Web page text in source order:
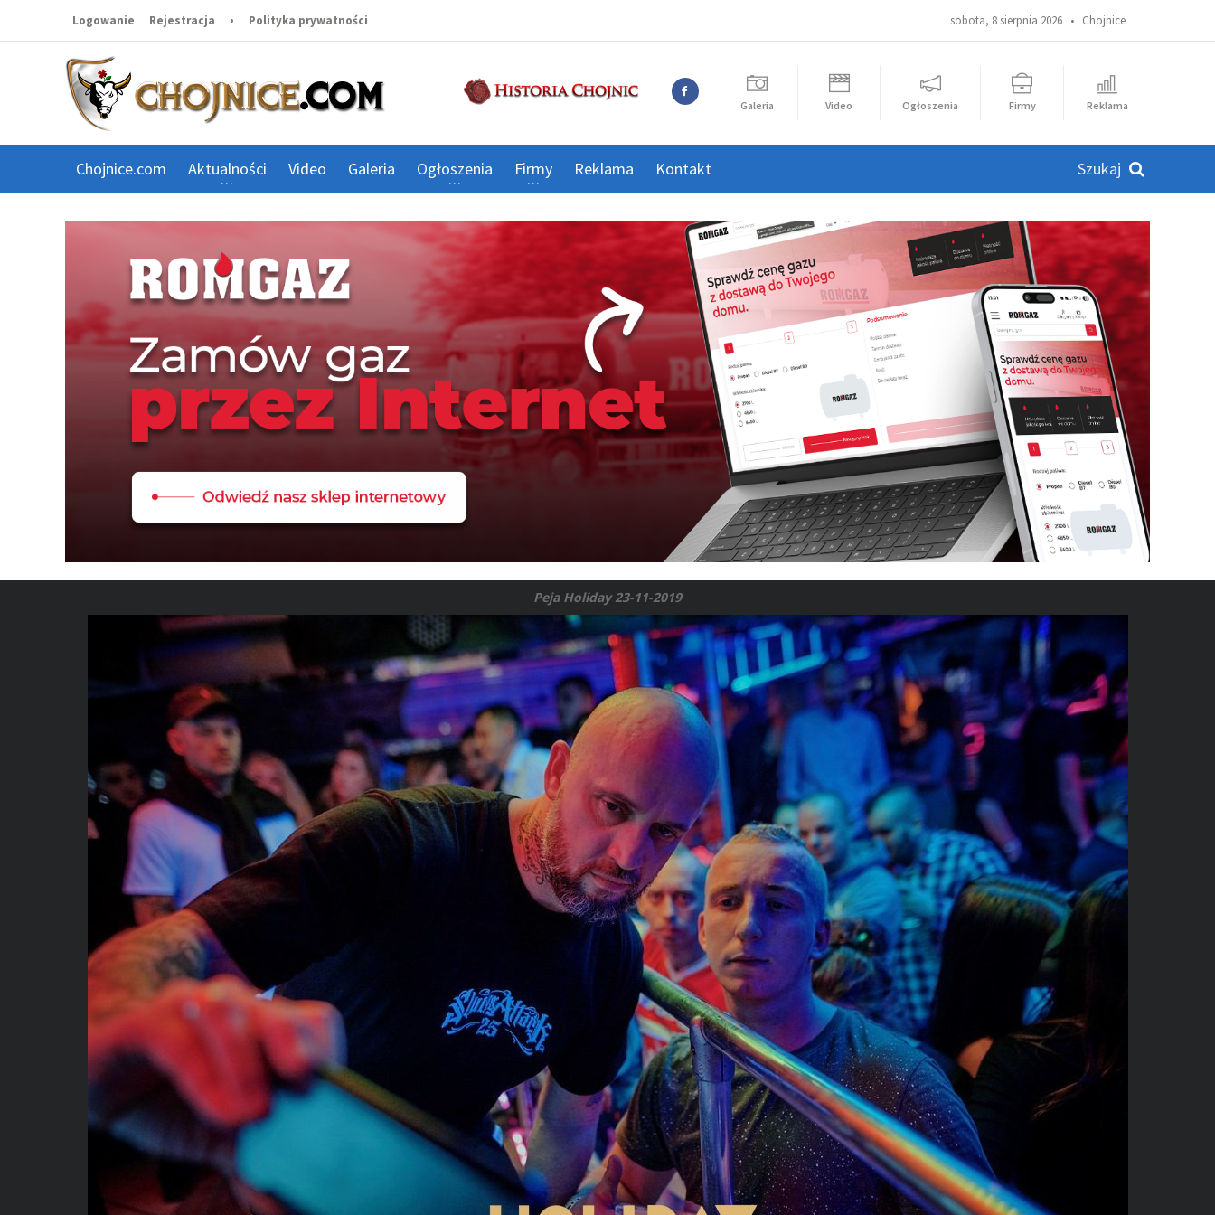
sobota, 8 sierpnia 2026 • Chojnice
Logowanie Rejestracja • Polityka prywatności
Galeria Video Ogłoszenia Firmy Reklama
Chojnice.com Aktualności Video Galeria Ogłoszenia Firmy Reklama Kontakt
Peja Holiday 23-11-2019